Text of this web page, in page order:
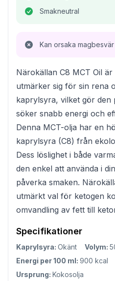
Smakneutral
Kan orsaka magbesvär
Närokällan C8 MCT Oil
utmärker sig för sin rena
kaprylsyra, vilket gör den
söker snabb energi och
Denna MCT-olja har en
kaprylsyra (C8) från
Dess löslighet i både
den enkel att använda i
påverka smaken.
utmärkt val för ketogen
omvandling av fett till
Specifikationer
Kaprylsyra: Okänt Volym:
Energi per 100 ml: 900 kcal
Ursprung: Kokosolja